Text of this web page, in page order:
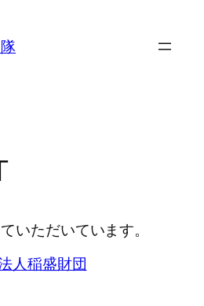
いただいています。
人稲盛財団